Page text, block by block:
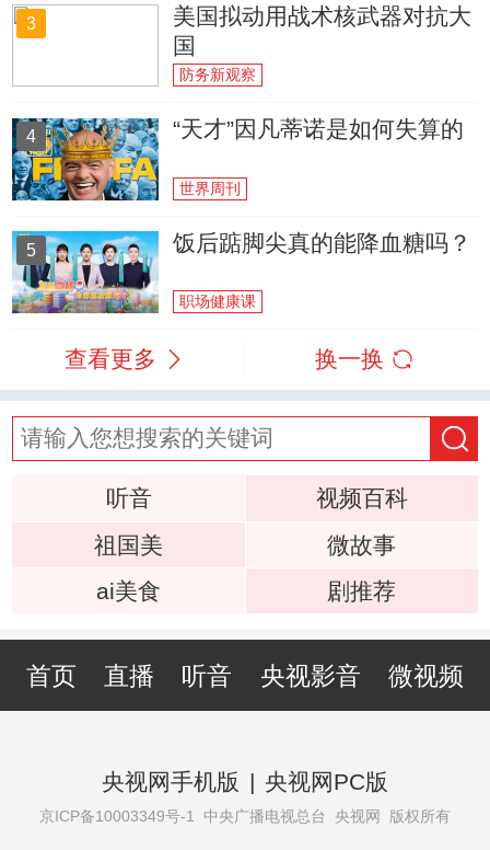
3
美国拟动用战术核武器对抗大
国
防务新观察
4 “天才”因凡蒂诺是如何失算的
世界周刊
5 饭后踮脚尖真的能降血糖吗？
职场健康课
查看更多 换一换
听音
视频百科
祖国美
微故事
ai美食
剧推荐
首页 直播 听音 央视影音 微视频
央视网手机版 | 央视网PC版
京ICP备10003349号-1 中央广播电视总台 央视网 版权所有